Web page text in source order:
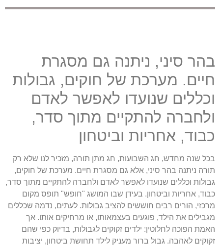
בהר סיני, ניתנה גם מסגרת
חיים. מערכת של חוקים, גבולות
וכללים שנועדו לאפשר לאדם
ולחברה להתקיים מתוך סדר,
כבוד, אחריות וביטחון
בכל שנה מחדש, חג השבועות, חג מתן תורה, מזכיר לנו שלא רק
תורה ניתנה בהר סיני, אלא גם מסגרת חיים. מערכת של חוקים,
גבולות וכללים שנועדו לאפשר לאדם ולחברה להתקיים מתוך סדר,
כבוד, אחריות וביטחון. בעידן שבו המושג "חופש" תופס מקום
מרכזי, הורים רבים חוששים להציב גבולות. לעתים, נדמה שכללים
מגבילים את הילד, פוגעים בעצמאותו, או מרחיקים אותו. אך
האמת הפוכה לחלוטין: ילדים זקוקים לגבולות, בדיוק כפי שהם
זקוקים לאהבה. גבול ברור מעניק לילד תחושת ביטחון, יציבות